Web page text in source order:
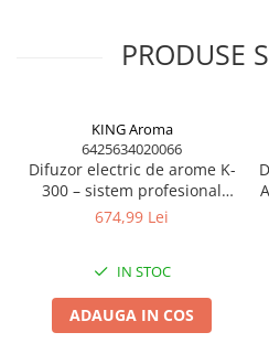
speciale pentru difuzoare
Sisteme de parfumare HoReCa.
sistemului pe termen lung fără
Utilizarea rezervelor dedicate
controlul consumului.
Avantaje
✔ rezervor mare
✔ consum optimizat
✔ funcționare silențioasă
PRODUSE
KING Aroma
6425634020066
Difuzor electric de arome K-
300 – sistem profesional
parfumare ambientală
674,99 Lei
IN STOC
ADAUGA IN COS